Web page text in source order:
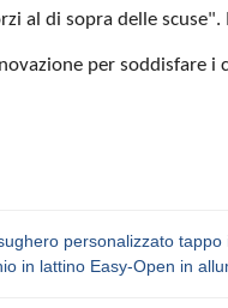
al di sopra delle
per soddisfare
personalizzato
in lattino Easy-Open in